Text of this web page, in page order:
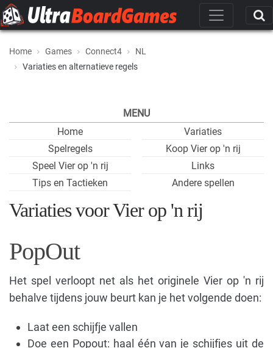
Home Games Connect4
NL
Variaties en alternatieve regels
MENU
Home
Spelregels
Speel Vier op 'n rij
Tips en Tactieken
Variaties
Koop Vier op 'n rij
Links
Andere spellen
Variaties voor Vier op 'n rij
PopOut
Het spel verloopt net als het originele Vier op 'n rij
behalve tijdens jouw beurt kan je het volgende doen:
Laat een schijfje vallen
Doe een Popout: haal één van je schijfjes uit de